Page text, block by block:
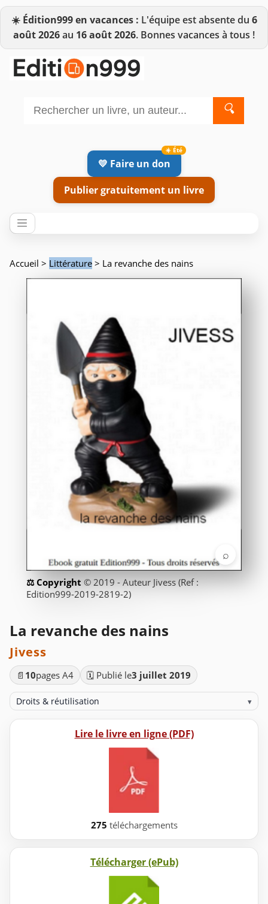
☀️ Édition999 en vacances : L'équipe est absente du 6
août 2026au 16 août 2026. Bonnes vacances à tous !
🔍
💛 Faire un don
Publier gratuitement un livre
Accueil > Littérature > La revanche des nains
⌕
© 2019 - Auteur Jivess (Ref :
Edition999-2019-2819-2)
La revanche des nains
Jivess
📄 10pages A4 🗓️ Publié le3 juillet 2019
Droits & réutilisation ▾
Lire le livre en ligne (PDF)
275 téléchargements
Télécharger (ePub)